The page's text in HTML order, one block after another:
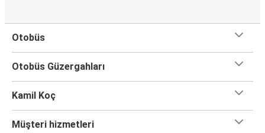
Otobüs
Otobüs Güzergahları
Kamil Koç
Müşteri hizmetleri